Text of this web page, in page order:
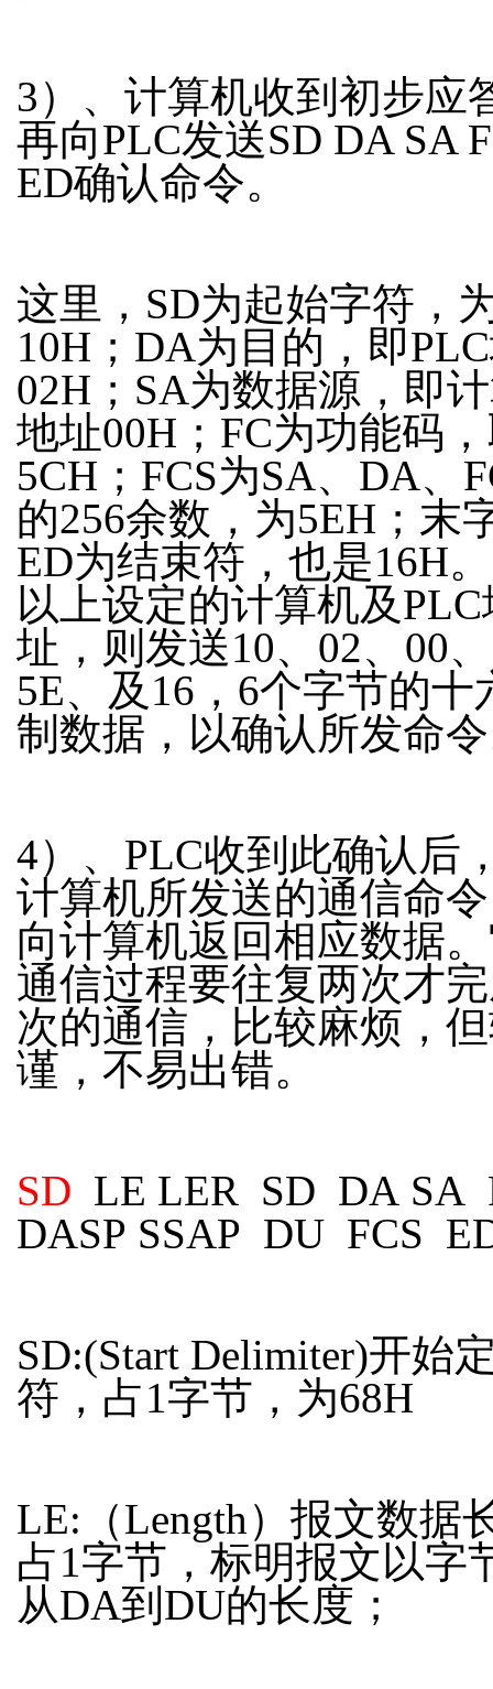
3）、计算机收到初步应
再向PLC发送SD DA SA
ED确认命令。
这里，SD为起始字符，
10H；DA为目的，即
02H；SA为数据源，即
地址00H；FC为功能码
5CH；FCS为SA、DA、
的256余数，为5EH；末
ED为结束符，也是16H
以上设定的计算机及PLC
址，则发送10、02、00
5E、及16，6个字节的十
制数据，以确认所发命
4）、PLC收到此确认后
计算机所发送的通信命
向计算机返回相应数据
通信过程要往复两次才
次的通信，比较麻烦，
谨，不易出错。
SD LE LER SD DA SA
DASP SSAP DU FCS
SD:(Start Delimiter)开始
符，占1字节，为68H
LE:（Length）报文数据
占1字节，标明报文以字
从DA到DU的长度；